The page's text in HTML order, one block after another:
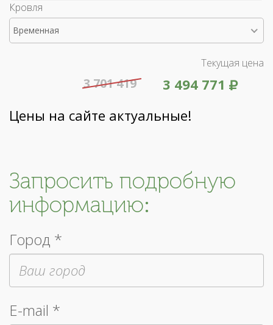
Кровля
Временная
Текущая цена
3 494 771
3 701 419
Цены на сайте актуальные!
Запросить подробную
информацию:
Город *
E-mail *